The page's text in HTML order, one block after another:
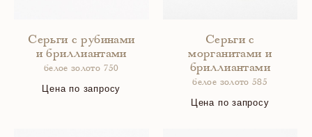
Серьги с рубинами
и бриллиантами
белое золото 750
Цена по запросу
Серьги с
морганитами и
бриллиантами
белое золото 585
Цена по запросу